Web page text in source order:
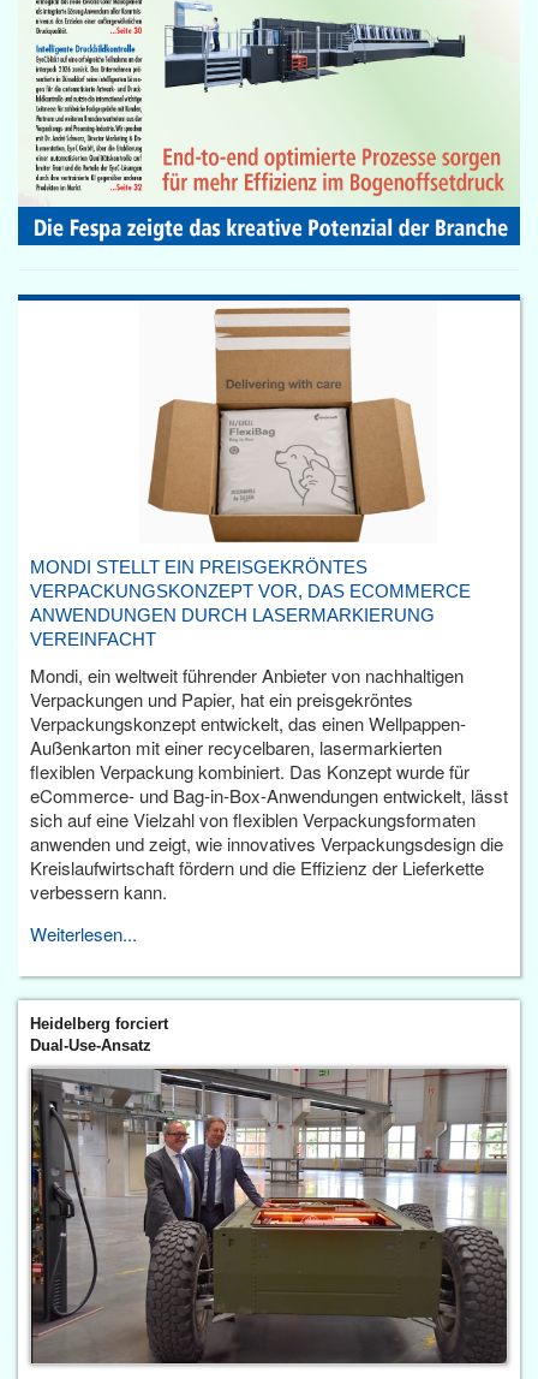
MONDI STELLT EIN PREISGEKRÖNTES
VERPACKUNGSKONZEPT VOR, DAS ECOMMERCE
ANWENDUNGEN DURCH LASERMARKIERUNG
VEREINFACHT
Mondi, ein weltweit führender Anbieter von nachhaltigen
Verpackungen und Papier, hat ein preisgekröntes
Verpackungskonzept entwickelt, das einen Wellpappen-
Außenkarton mit einer recycelbaren, lasermarkierten
flexiblen Verpackung kombiniert. Das Konzept wurde für
eCommerce- und Bag-in-Box-Anwendungen entwickelt, lässt
sich auf eine Vielzahl von flexiblen Verpackungsformaten
anwenden und zeigt, wie innovatives Verpackungsdesign die
Kreislaufwirtschaft fördern und die Effizienz der Lieferkette
verbessern kann.
Weiterlesen...
Heidelberg forciert
Dual-Use-Ansatz